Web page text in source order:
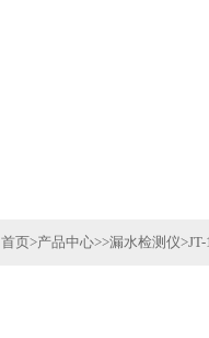
首页>产品中心>>漏水检测仪>